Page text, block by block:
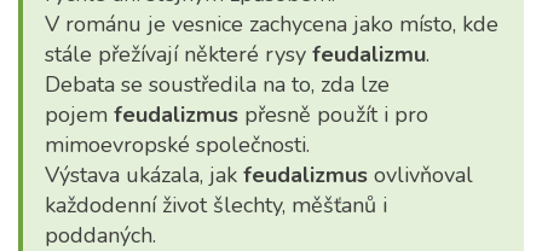
V románu je vesnice zachycena jako místo, kde
stále přežívají některé rysy feudalizmu.
Debata se soustředila na to, zda lze
pojem feudalizmus přesně použít i pro
mimoevropské společnosti.
Výstava ukázala, jak feudalizmus ovlivňoval
každodenní život šlechty, měšťanů i
poddaných.